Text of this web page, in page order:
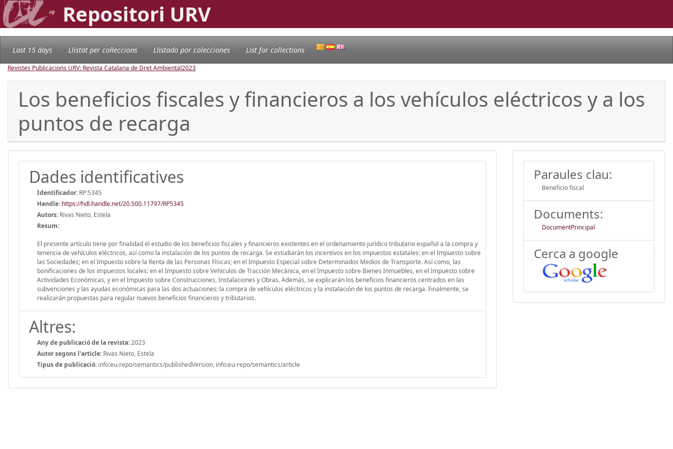
Repositori URV
Last 15 days Llistat per col·leccions Llistado por colecciones List for collections
Revistes Publicacions URV: Revista Catalana de Dret Ambiental2023
Los beneficios fiscales y financieros a los vehículos eléctricos y a los
puntos de recarga
Dades identificatives
Identificador: RP:5345
Handle: https://hdl.handle.net/20.500.11797/RP5345
Autors: Rivas Nieto, Estela
Resum:
El presente artículo tiene por finalidad el estudio de los beneficios fiscales y financieros existentes en el ordenamiento jurídico tributario español a la compra y
tenencia de vehículos eléctricos, así como la instalación de los puntos de recarga. Se estudiarán los incentivos en los impuestos estatales: en el Impuesto sobre
las Sociedades; en el Impuesto sobre la Renta de las Personas Físicas; en el Impuesto Especial sobre Determinados Medios de Transporte. Así como, las
bonificaciones de los impuestos locales: en el Impuesto sobre Vehículos de Tracción Mecánica, en el Impuesto sobre Bienes Inmuebles, en el Impuesto sobre
Actividades Económicas, y en el Impuesto sobre Construcciones, Instalaciones y Obras. Además, se explicarán los beneficios financieros centrados en las
subvenciones y las ayudas económicas para las dos actuaciones: la compra de vehículos eléctricos y la instalación de los puntos de recarga. Finalmente, se
realizarán propuestas para regular nuevos beneficios financieros y tributarios.
Altres:
Any de publicació de la revista:2023
Autor segons l'article: Rivas Nieto, Estela
Tipus de publicació: info:eu-repo/semantics/publishedVersion, info:eu-repo/semantics/article
Paraules clau:
Beneficio fiscal
Documents:
DocumentPrincipal
Cerca a google